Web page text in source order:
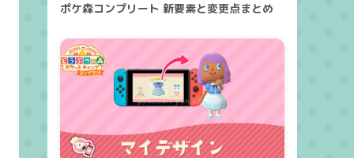
ポケ森コンプリート 新要素と変更点まとめ